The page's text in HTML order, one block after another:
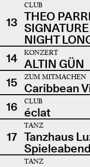
13
CLUB
THEO
NIGHT
14
KONZERT
ALTIN GÜN
15
ZUM MITMACHEN
Caribbean
16
CLUB
éclat
17
TANZ
Tanzhaus
Spieleabend
TANZ